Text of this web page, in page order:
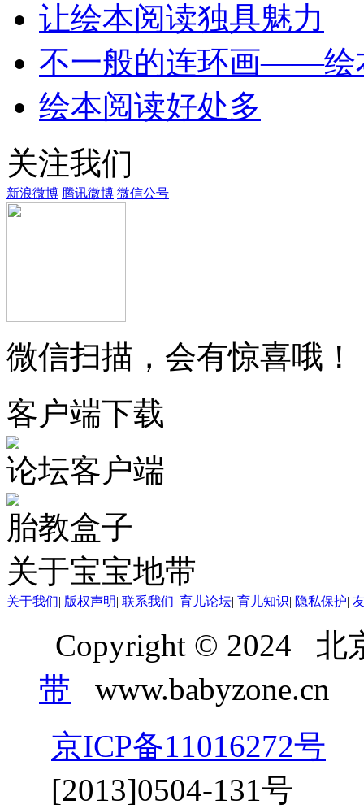
让绘本阅读独具魅力
不一般的连环画——绘
绘本阅读好处多
关注我们
新浪微博 腾讯微博 微信公号
微信扫描，会有惊喜哦！
客户端下载
论坛客户端
胎教盒子
关于宝宝地带
关于我们| 版权声明| 联系我们| 育儿论坛| 育儿知识| 隐私保护|
Copyright © 2024
带 www.babyzone.cn
京ICP备11016272号
[2013]0504-131号